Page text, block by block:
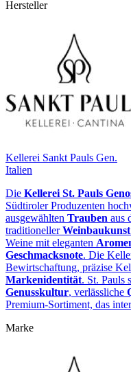
Hersteller
Kellerei Sankt Pauls Gen.
Italien
Die Kellerei St. Pauls
Südtiroler Produzenten
ausgewählten Trauben aus
traditionellerWeinbaukunst
Weine mit eleganten
Geschmacksnote. Die
Bewirtschaftung, präzise
Markenidentität. St. Pauls
Genusskultur, verlässliche
Premium‑Sortiment, das
Marke